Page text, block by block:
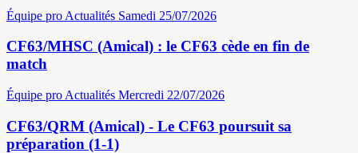
Équipe pro Actualités Samedi 25/07/2026
CF63/MHSC (Amical) : le CF63 cède en fin de
match
Équipe pro Actualités Mercredi 22/07/2026
CF63/QRM (Amical) - Le CF63 poursuit sa
préparation (1-1)